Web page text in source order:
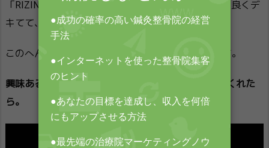
「RIZIN CONFESSIONS」の動画シリーズは、スゴく良くデ
キてて、音楽のセンスとかも非常に良い。
このへんは、「RIZINわかってるな」という感じです。
興味ある人は「RIZIN CONFESSIONS #1」から観てくれた
ら。